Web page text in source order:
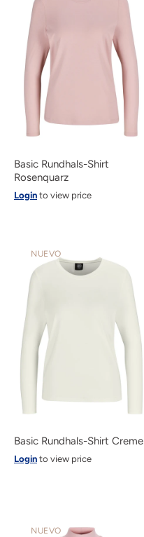
Basic Rundhals-Shirt
Rosenquarz
Login to view price
NUEVO
Basic Rundhals-Shirt Creme
Login to view price
NUEVO